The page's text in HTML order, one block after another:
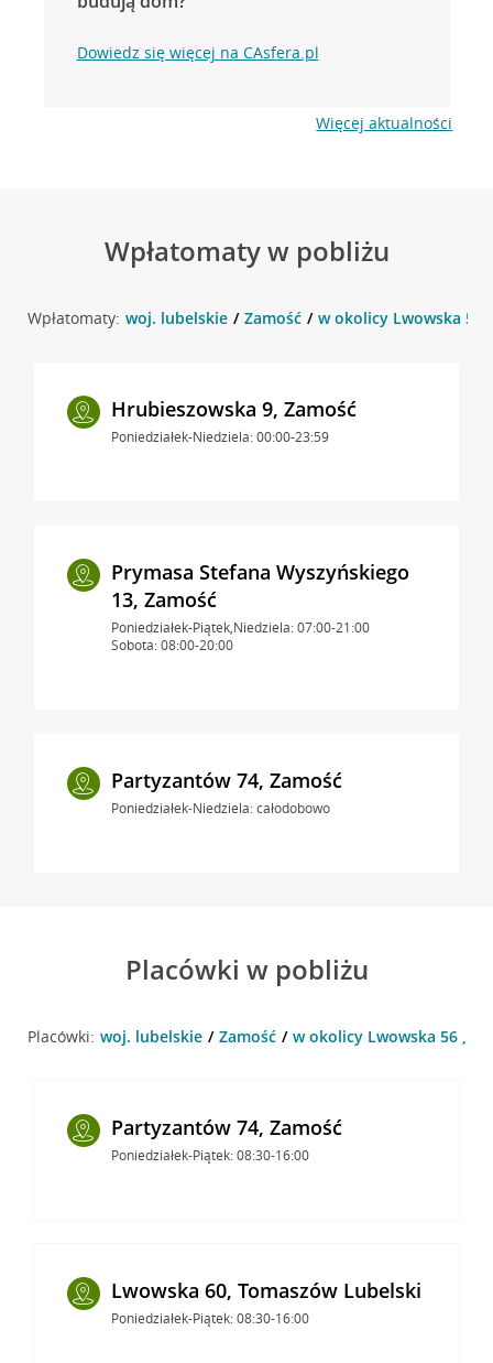
Dowiedz się więcej na CAsfera.pl
Więcej aktualności
Wpłatomaty w pobliżu
Wpłatomaty: woj. lubelskie Zamość w okolicy Lwowska 56
Hrubieszowska 9, Zamość
Poniedziałek-Niedziela: 00:00-23:59
Prymasa Stefana Wyszyńskiego
13, Zamość
Poniedziałek-Piątek,Niedziela: 07:00-21:00
Sobota: 08:00-20:00
Partyzantów 74, Zamość
Poniedziałek-Niedziela: całodobowo
Placówki w pobliżu
Placówki: woj. lubelskie Zamość w okolicy Lwowska 56 ,
Partyzantów 74, Zamość
Poniedziałek-Piątek: 08:30-16:00
Lwowska 60, Tomaszów Lubelski
Poniedziałek-Piątek: 08:30-16:00